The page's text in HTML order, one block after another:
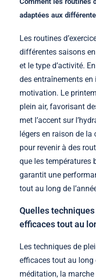
adaptées aux
Les routines
différentes saisons
et le type d’activité.
des entraînements
motivation. Le
plein air, favorisant
met l’accent sur
légers en raison de la
pour revenir à des
que les températures
garantit une
tout au long de
Quelles
efficaces tout au
Les techniques de
efficaces tout au long
méditation, la